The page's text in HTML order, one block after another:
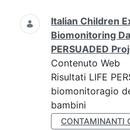
Italian Children
Biomonitoring
PERSUADED
Contenuto Web
Risultati LIFE
biomonitoragio
bambini
CONTAMINANTI